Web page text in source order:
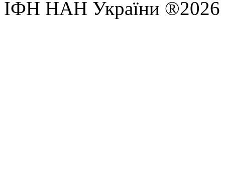
ІФН НАН України ®2026